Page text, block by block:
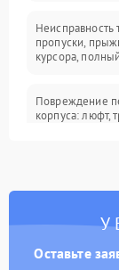
Сеть и
Неисправность
пропуски,
курсора,
Повреждение
корпуса: люфт,
быстрая
Неисправность
У
Оставьте